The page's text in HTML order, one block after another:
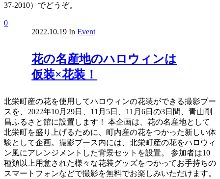
37-2010）でどうぞ。
0
2022.10.19 In Event
花の名産地のハロウィンは
仮装×花装！
北栄町産の花を使用してハロウィンの花装ができる撮影ブー
スを、2022年10月29日、11月5日、11月6日の3日間、青山剛
昌ふるさと館に設置します！ 本企画は、花の名産地として
北栄町を盛り上げるために、町内産の花をつかった新しい体
験として企画。撮影ブース内には、北栄町産の花をハロウィ
ン風にアレンジメントした背景セットを設置。 参加者は10
種類以上用意された様々な花装グッズをつかってお手持ちの
スマートフォンなどで撮影を無料でお楽しみいただけます。